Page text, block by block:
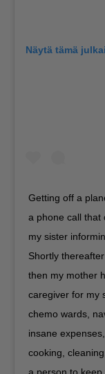
Näytä tämä
Getting off a
a phone call that
my sister
Shortly
then my mother
caregiver for my
chemo wards,
insane
cooking,